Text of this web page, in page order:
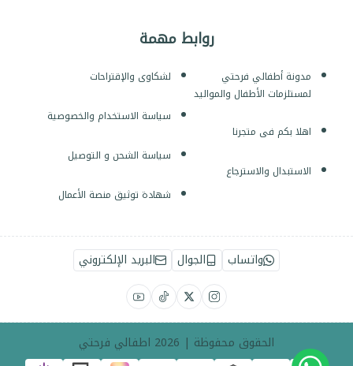
روابط مهمة
مدونة أطفالي فرحتي
لمستلزمات الأطفال والمواليد
اهلا بكم فى متجرنا
الاستبدال والاسترجاع
لشكاوى والإقتراحات
سياسة الاستخدام والخصوصية
سياسة الشحن و التوصيل
شهادة توثيق منصة الأعمال
واتساب الجوال البريد الإلكتروني
الحقوق محفوظة | 2026 اطفالي فرحتي